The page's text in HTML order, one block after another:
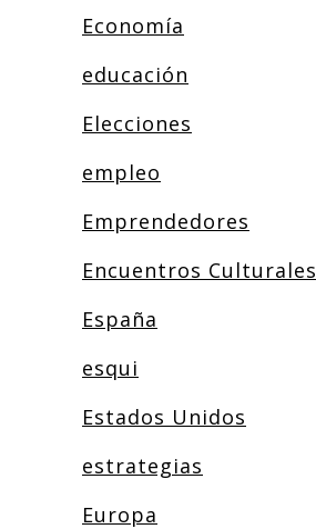
Economía
educación
Elecciones
empleo
Emprendedores
Encuentros Culturales
España
esqui
Estados Unidos
estrategias
Europa